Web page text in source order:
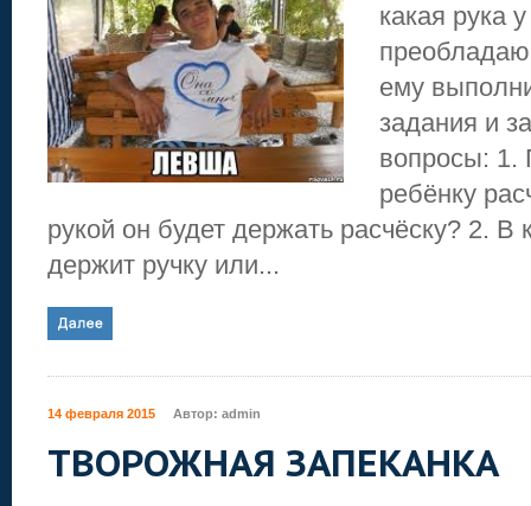
какая рука
ему
задания и
вопросы: 1.
ребёнку
рукой он будет держать расчёску? 2. В
держит ручку или...
14 февраля 2015 Автор: admin
ТВОРОЖНАЯ ЗАПЕКАНКА